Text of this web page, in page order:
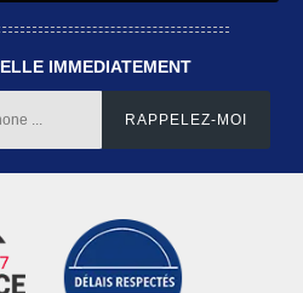
IMMEDIATEMENT